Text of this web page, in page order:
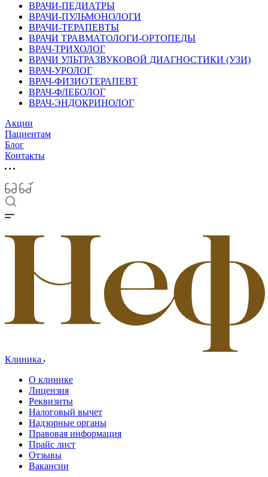
ВРАЧИ-ПЕДИАТРЫ
ВРАЧИ-ПУЛЬМОНОЛОГИ
ВРАЧИ-ТЕРАПЕВТЫ
ВРАЧИ ТРАВМАТОЛОГИ-ОРТОПЕДЫ
ВРАЧ-ТРИХОЛОГ
ВРАЧИ УЛЬТРАЗВУКОВОЙ ДИАГНОСТИКИ (УЗИ)
ВРАЧ-УРОЛОГ
ВРАЧ-ФИЗИОТЕРАПЕВТ
ВРАЧ-ФЛЕБОЛОГ
ВРАЧ-ЭНДОКРИНОЛОГ
Акции
Пациентам
Блог
Контакты
Клиника
О клинике
Лицензия
Реквизиты
Налоговый вычет
Надзорные органы
Правовая информация
Прайс лист
Отзывы
Вакансии